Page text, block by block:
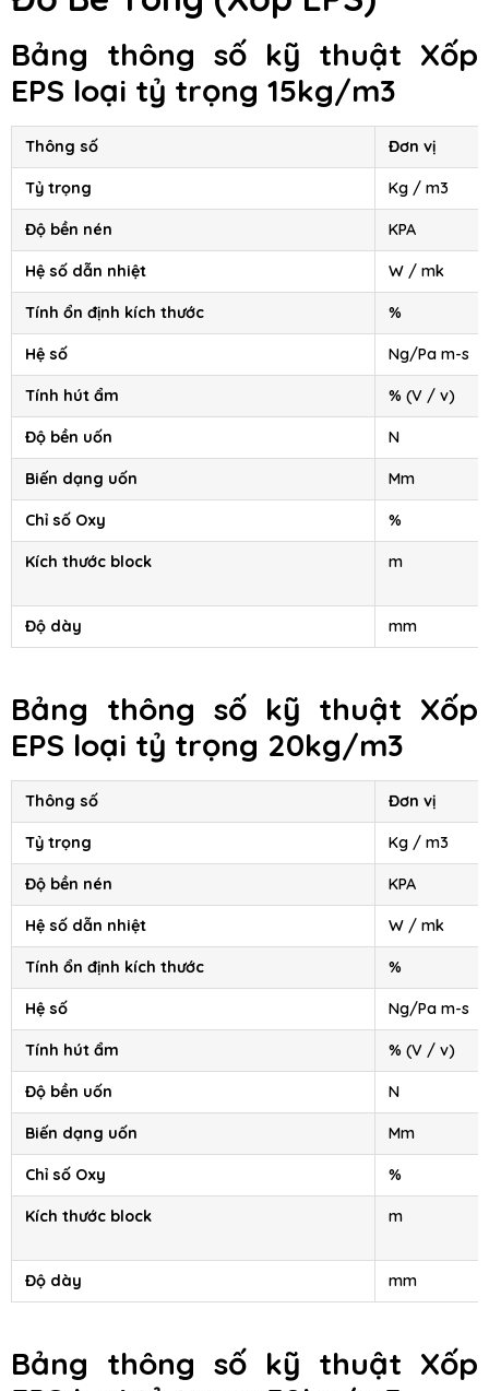
Bảng thông số kỹ thuật Xốp
EPS loại tỷ trọng 15kg/m3
Thông số Đơn vị
Tỷ trọng Kg / m3
Độ bền nén KPA
Hệ số dẫn nhiệt W / mk
Tính ổn định kích thước %
Hệ số Ng/Pa m-s
Tính hút ẩm % (V / v)
Độ bền uốn N
Biến dạng uốn Mm
Chỉ số Oxy %
Kích thước block m
Độ dày mm
Bảng thông số kỹ thuật Xốp
EPS loại tỷ trọng 20kg/m3
Thông số Đơn vị
Tỷ trọng Kg / m3
Độ bền nén KPA
Hệ số dẫn nhiệt W / mk
Tính ổn định kích thước %
Hệ số Ng/Pa m-s
Tính hút ẩm % (V / v)
Độ bền uốn N
Biến dạng uốn Mm
Chỉ số Oxy %
Kích thước block m
Độ dày mm
Bảng thông số kỹ thuật Xốp